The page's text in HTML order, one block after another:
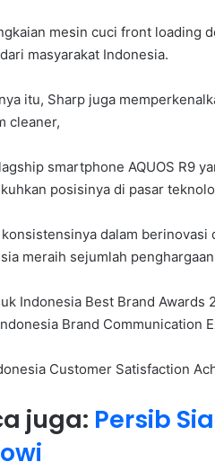
mesin cuci front loading
masyarakat Indonesia.
itu, Sharp juga
cleaner,
smartphone AQUOS R9
posisinya di pasar
dalam
meraih sejumlah
Indonesia Best Brand Awards
Brand Communication
Customer Satisfaction
juga: Persib